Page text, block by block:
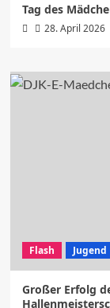
Tag des
28. April 2026
Flash Jugend
Großer Erfolg